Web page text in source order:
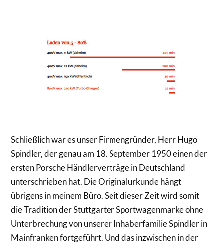
Schließlich war es unser Firmengründer, Herr Hugo
Spindler, der genau am 18. September 1950 einen der
ersten Porsche Händlerverträge in Deutschland
unterschrieben hat. Die Originalurkunde hängt
übrigens in meinem Büro. Seit dieser Zeit wird somit
die Tradition der Stuttgarter Sportwagenmarke ohne
Unterbrechung von unserer Inhaberfamilie Spindler in
Mainfranken fortgeführt. Und das inzwischen in der